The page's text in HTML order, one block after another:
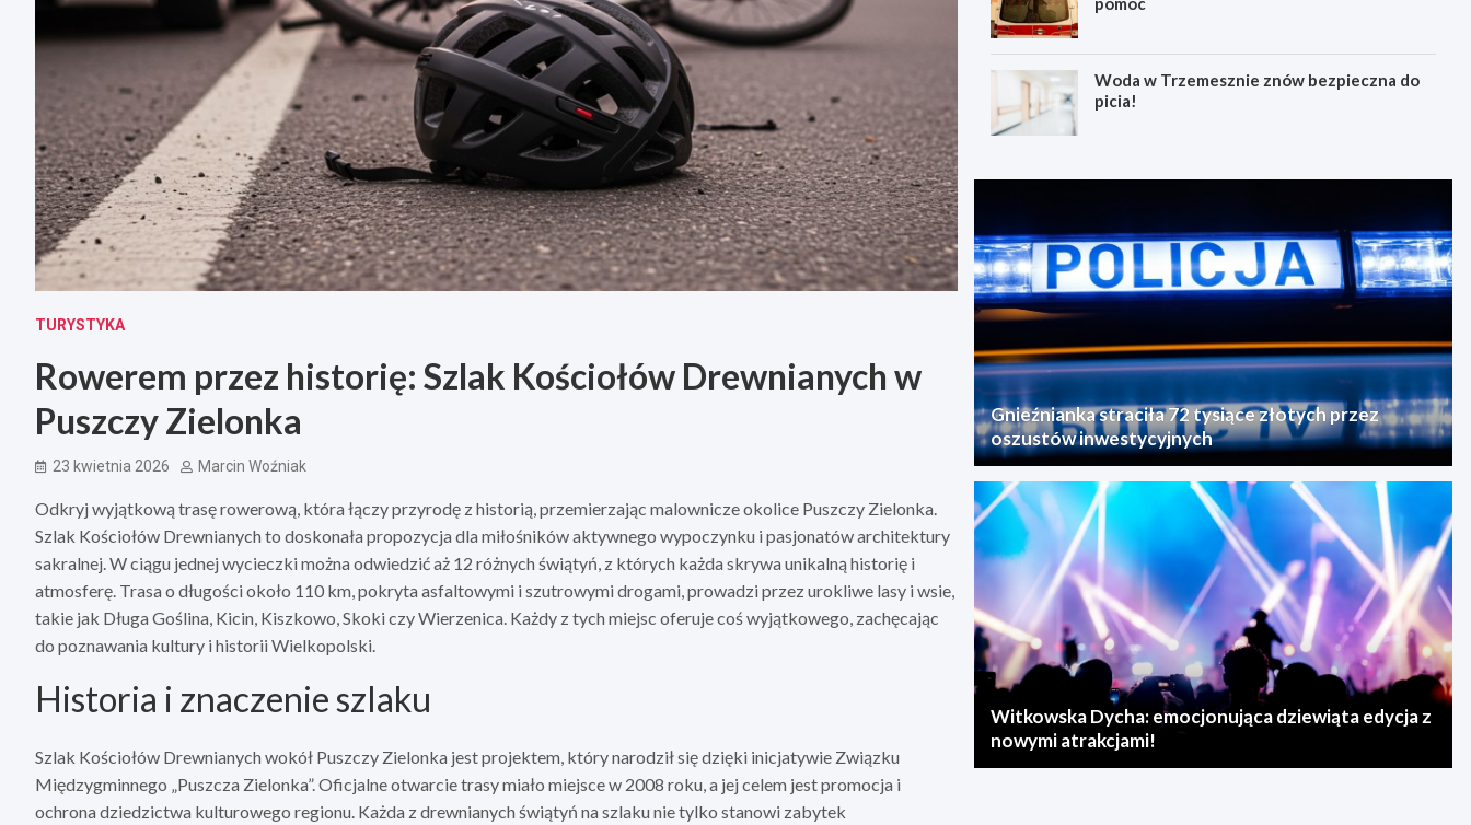
TURYSTYKA
Rowerem przez historię: Szlak Kościołów Drewnianych w
Puszczy Zielonka
23 kwietnia 2026 Marcin Woźniak
Odkryj wyjątkową trasę rowerową, która łączy przyrodę z historią, przemierzając malownicze okolice Puszczy Zielonka.
Szlak Kościołów Drewnianych to doskonała propozycja dla miłośników aktywnego wypoczynku i pasjonatów architektury
sakralnej. W ciągu jednej wycieczki można odwiedzić aż 12 różnych świątyń, z których każda skrywa unikalną historię i
atmosferę. Trasa o długości około 110 km, pokryta asfaltowymi i szutrowymi drogami, prowadzi przez urokliwe lasy i wsie,
takie jak Długa Goślina, Kicin, Kiszkowo, Skoki czy Wierzenica. Każdy z tych miejsc oferuje coś wyjątkowego, zachęcając
do poznawania kultury i historii Wielkopolski.
Historia i znaczenie szlaku
Szlak Kościołów Drewnianych wokół Puszczy Zielonka jest projektem, który narodził się dzięki inicjatywie Związku
Międzygminnego „Puszcza Zielonka”. Oficjalne otwarcie trasy miało miejsce w 2008 roku, a jej celem jest promocja i
ochrona dziedzictwa kulturowego regionu. Każda z drewnianych świątyń na szlaku nie tylko stanowi zabytek
Woda w Trzemesznie znów bezpieczna do
picia!
Gnieźnianka straciła 72 tysiące złotych przez
oszustów inwestycyjnych
Witkowska Dycha: emocjonująca dziewiąta edycja z
nowymi atrakcjami!